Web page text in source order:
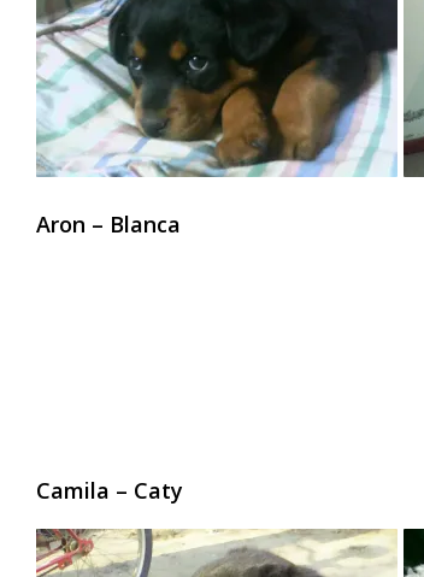
Aron – Blanca
Camila – Caty